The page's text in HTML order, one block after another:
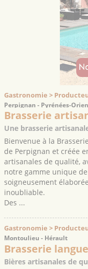
Gastronomie >
Perpignan - Pyrénées-
Brasserie
Une brasserie
Bienvenue à la
de Perpignan et créée
artisanales de qualité,
notre gamme unique
soigneusement
inoubliable.
Des ...
Gastronomie >
Montoulieu - Hérault
Brasserie
Bières artisanales de